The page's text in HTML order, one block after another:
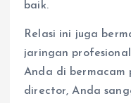
baik.
Relasi ini juga
jaringan
Anda di bermacam
director, Anda